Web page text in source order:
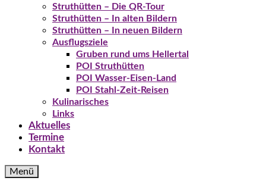
Struthütten – Die QR-Tour
Struthütten – In alten Bildern
Struthütten – In neuen Bildern
Ausflugsziele
Gruben rund ums Hellertal
POI Struthütten
POI Wasser-Eisen-Land
POI Stahl-Zeit-Reisen
Kulinarisches
Links
Aktuelles
Termine
Kontakt
Menü